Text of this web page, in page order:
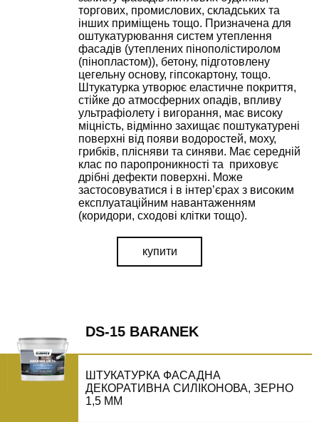
торгових, промислових, складських та
інших приміщень тощо. Призначена для
оштукатурювання систем утеплення
фасадів (утеплених пінополістиролом
(пінопластом)), бетону, підготовлену
цегельну основу, гіпсокартону, тощо.
Штукатурка утворює еластичне покриття,
стійке до атмосферних опадів, впливу
ультрафіолету і вигорання, має високу
міцність, відмінно захищає поштукатурені
поверхні від появи водоростей, моху,
грибків, плісняви та синяви. Має середній
клас по паропроникності та приховує
дрібні дефекти поверхні. Може
застосовуватися і в інтер’єрах з високим
експлуатаційним навантаженням
(коридори, сходові клітки тощо).
купити
DS-15 BARANEK
ШТУКАТУРКА ФАСАДНА
ДЕКОРАТИВНА СИЛІКОНОВА, ЗЕРНО
1,5 ММ